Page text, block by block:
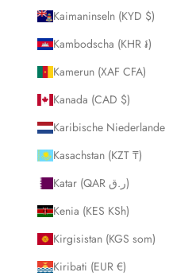
Kaimaninseln (KYD $)
Kambodscha (KHR ៛)
Kamerun (XAF CFA)
Kanada (CAD $)
Karibische Niederlande
Kasachstan (KZT ₸)
Katar (QAR ر.ق)
Kenia (KES KSh)
Kirgisistan (KGS som)
Kiribati (EUR €)